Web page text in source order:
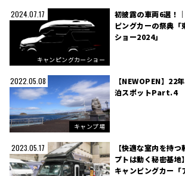
2024.07.17
キャンピングカーショー
初披露の車両6選！
ピングカーの祭典「
ショー2024」
2022.05.08
キャンプ場
【NEWOPEN】22
泊スポットPart.4
2023.05.17
【快適な室内を持
プトは動く秘密基地
キャンピングカー「